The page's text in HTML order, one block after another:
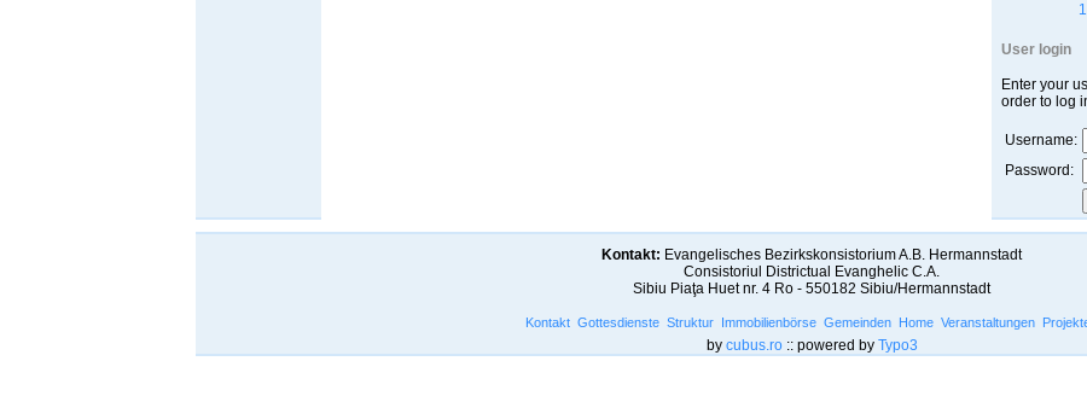
1
User login
Enter your
order to log
Username:
Password:
Kontakt: Evangelisches Bezirkskonsistorium A.B. Hermannstadt
Consistoriul Districtual Evanghelic C.A.
Sibiu Piaţa Huet nr. 4 Ro - 550182 Sibiu/Hermannstadt
Kontakt Gottesdienste Struktur Immobilienbörse Gemeinden Home Veranstaltungen
by cubus.ro:: powered by Typo3